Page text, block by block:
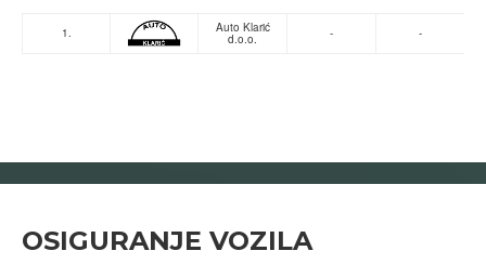
1. Auto Klarić
d.o.o. - -
OSIGURANJE VOZILA